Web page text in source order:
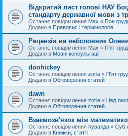
Відкритий лист голові НАУ
стандарту державної мови з
Останнє повідомлення Max « Пон
Додано в Правопис і термінологія
Рецензія на вебсловник
Останнє повідомлення Max « П'ят
Додано в Мовні консультації
doohickey
Останнє повідомлення zoria « П'ят
Додано в Обговорення статей
dawn
Останнє повідомлення zoria « Нед
Додано в Обговорення статей
Взаємозв'язок між
Останнє повідомлення Кувалда « Суб
Додано в Книжки, статті